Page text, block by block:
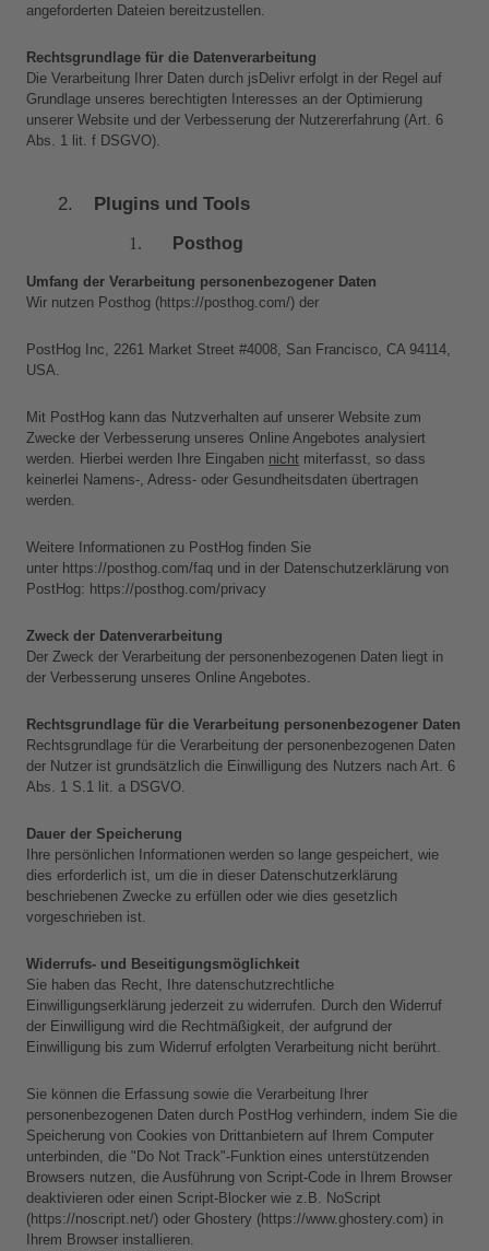
angeforderten Dateien bereitzustellen.
Rechtsgrundlage für die Datenverarbeitung
Die Verarbeitung Ihrer Daten durch jsDelivr erfolgt in der Regel auf
Grundlage unseres berechtigten Interesses an der Optimierung
unserer Website und der Verbesserung der Nutzererfahrung (Art. 6
Abs. 1 lit. f DSGVO).
Plugins und Tools
Posthog
Umfang der Verarbeitung personenbezogener Daten
Wir nutzen Posthog (https://posthog.com/) der
PostHog Inc, 2261 Market Street #4008, San Francisco, CA 94114,
USA.
Mit PostHog kann das Nutzverhalten auf unserer Website zum
Zwecke der Verbesserung unseres Online Angebotes analysiert
werden. Hierbei werden Ihre Eingaben nicht miterfasst, so dass
keinerlei Namens-, Adress- oder Gesundheitsdaten übertragen
werden.
Weitere Informationen zu PostHog finden Sie
unter https://posthog.com/faq und in der Datenschutzerklärung von
PostHog: https://posthog.com/privacy
Zweck der Datenverarbeitung
Der Zweck der Verarbeitung der personenbezogenen Daten liegt in
der Verbesserung unseres Online Angebotes.
Rechtsgrundlage für die Verarbeitung personenbezogener Daten
Rechtsgrundlage für die Verarbeitung der personenbezogenen Daten
der Nutzer ist grundsätzlich die Einwilligung des Nutzers nach Art. 6
Abs. 1 S.1 lit. a DSGVO.
Dauer der Speicherung
Ihre persönlichen Informationen werden so lange gespeichert, wie
dies erforderlich ist, um die in dieser Datenschutzerklärung
beschriebenen Zwecke zu erfüllen oder wie dies gesetzlich
vorgeschrieben ist.
Widerrufs- und Beseitigungsmöglichkeit
Sie haben das Recht, Ihre datenschutzrechtliche
Einwilligungserklärung jederzeit zu widerrufen. Durch den Widerruf
der Einwilligung wird die Rechtmäßigkeit, der aufgrund der
Einwilligung bis zum Widerruf erfolgten Verarbeitung nicht berührt.
Sie können die Erfassung sowie die Verarbeitung Ihrer
personenbezogenen Daten durch PostHog verhindern, indem Sie die
Speicherung von Cookies von Drittanbietern auf Ihrem Computer
unterbinden, die "Do Not Track"-Funktion eines unterstützenden
Browsers nutzen, die Ausführung von Script-Code in Ihrem Browser
deaktivieren oder einen Script-Blocker wie z.B. NoScript
(https://noscript.net/) oder Ghostery (https://www.ghostery.com) in
Ihrem Browser installieren.